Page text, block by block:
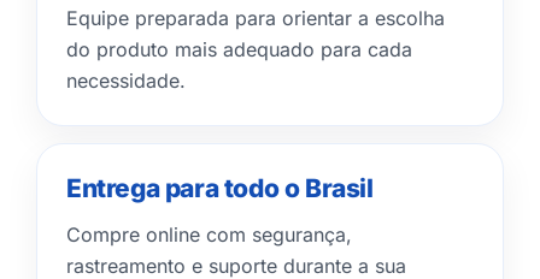
Equipe preparada para orientar a escolha
do produto mais adequado para cada
necessidade.
Entrega para todo o Brasil
Compre online com segurança,
rastreamento e suporte durante a sua